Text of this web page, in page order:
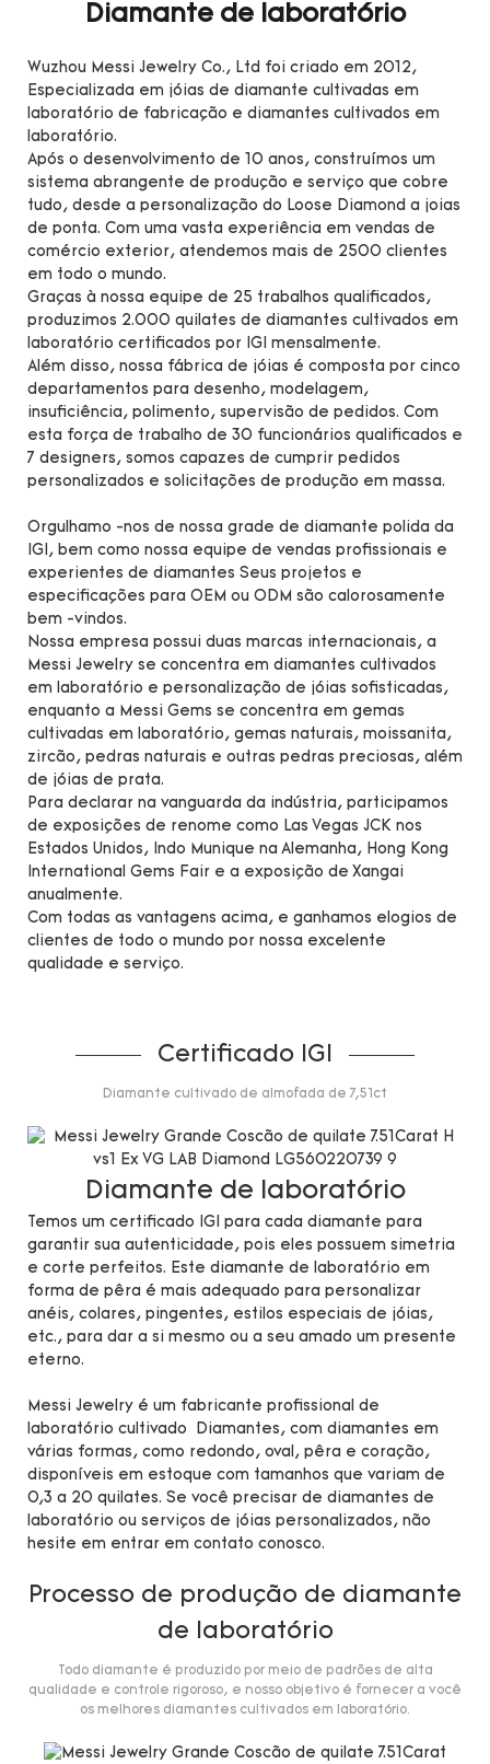
Diamante de laboratório
Wuzhou Messi Jewelry Co., Ltd foi criado em 2012,
Especializada em jóias de diamante cultivadas em
laboratório de fabricação e diamantes cultivados em
laboratório.
Após o desenvolvimento de 10 anos, construímos um
sistema abrangente de produção e serviço que cobre
tudo, desde a personalização do Loose Diamond a joias
de ponta. Com uma vasta experiência em vendas de
comércio exterior, atendemos mais de 2500 clientes
em todo o mundo.
Graças à nossa equipe de 25 trabalhos qualificados,
produzimos 2.000 quilates de diamantes cultivados em
laboratório certificados por IGI mensalmente.
Além disso, nossa fábrica de jóias é composta por cinco
departamentos para desenho, modelagem,
insuficiência, polimento, supervisão de pedidos. Com
esta força de trabalho de 30 funcionários qualificados e
7 designers, somos capazes de cumprir pedidos
personalizados e solicitações de produção em massa.
Orgulhamo -nos de nossa grade de diamante polida da
IGI, bem como nossa equipe de vendas profissionais e
experientes de diamantes Seus projetos e
especificações para OEM ou ODM são calorosamente
bem -vindos.
Nossa empresa possui duas marcas internacionais, a
Messi Jewelry se concentra em diamantes cultivados
em laboratório e personalização de jóias sofisticadas,
enquanto a Messi Gems se concentra em gemas
cultivadas em laboratório, gemas naturais, moissanita,
zircão, pedras naturais e outras pedras preciosas, além
de jóias de prata.
Para declarar na vanguarda da indústria, participamos
de exposições de renome como Las Vegas JCK nos
Estados Unidos, Indo Munique na Alemanha, Hong Kong
International Gems Fair e a exposição de Xangai
anualmente.
Com todas as vantagens acima, e ganhamos elogios de
clientes de todo o mundo por nossa excelente
qualidade e serviço.
Certificado IGI
Diamante cultivado de almofada de 7,51ct
Diamante de laboratório
Temos um certificado IGI para cada diamante para
garantir sua autenticidade, pois eles possuem simetria
e corte perfeitos. Este diamante de laboratório em
forma de pêra é mais adequado para personalizar
anéis, colares, pingentes, estilos especiais de jóias,
etc., para dar a si mesmo ou a seu amado um presente
eterno.
Messi Jewelry é um fabricante profissional de
laboratório cultivado Diamantes, com diamantes em
várias formas, como redondo, oval, pêra e coração,
disponíveis em estoque com tamanhos que variam de
0,3 a 20 quilates. Se você precisar de diamantes de
laboratório ou serviços de jóias personalizados, não
hesite em entrar em contato conosco.
Processo de produção de diamante
de laboratório
Todo diamante é produzido por meio de padrões de alta
qualidade e controle rigoroso, e nosso objetivo é fornecer a você
os melhores diamantes cultivados em laboratório.